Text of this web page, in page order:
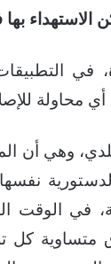
في
أي محاولة
وهي أن
في الوقت
متساوية كل